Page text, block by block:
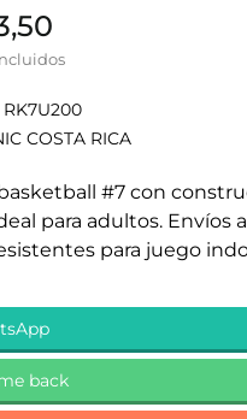
RK7U200
COSTA RICA
#7 con
para adultos. Envíos
para juego
back